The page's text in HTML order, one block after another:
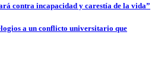
contra incapacidad y carestía de la vida”
a un conflicto universitario que